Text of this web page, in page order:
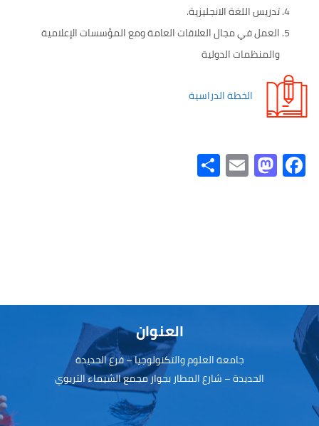
تدريس اللغة الانجليزية.
العمل في مجال العلاقات العامة ومع المؤسسات الإعلامية
والمنظمات الدولية
الخطة الدراسية
Fa
ce
M
as
E
m
العنوان
جامعة العلوم والتكنولوجيا – فرع الحديدة
الحديدة – شارع المطار بجوار مجمع الشيماء التربوي